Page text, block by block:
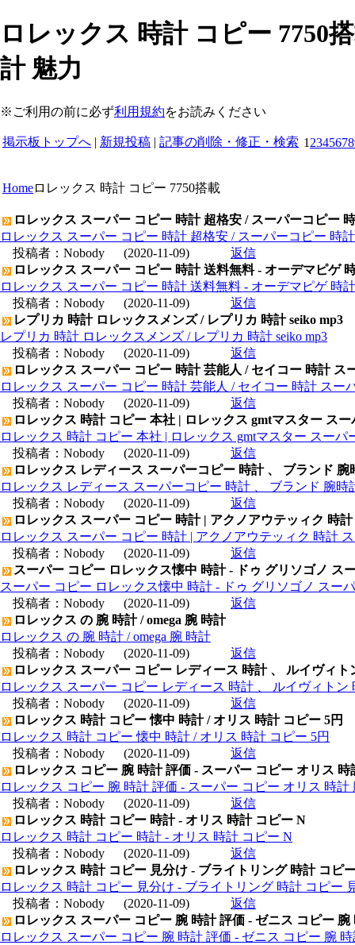
ロレックス 時計 コピー 7750
計 魅力
※ご利用の前に必ず利用規約をお読みください
掲示板トップへ | 新規投稿 | 記事の削除・修正・検索 1 2345678
Homeロレックス 時計 コピー 7750搭載
ロレックス スーパー コピー 時計 超格安 / スーパーコピー
ロレックス スーパー コピー 時計 超格安 / スーパーコピー 時
投稿者： Nobody (2020-11-09)
返信
ロレックス スーパー コピー 時計 送料無料 - オーデマピゲ
ロレックス スーパー コピー 時計 送料無料 - オーデマピゲ 時
投稿者： Nobody (2020-11-09)
返信
レプリカ 時計 ロレックスメンズ / レプリカ 時計 seiko mp3
レプリカ 時計 ロレックスメンズ / レプリカ 時計 seiko mp3
投稿者： Nobody (2020-11-09)
返信
ロレックス スーパー コピー 時計 芸能人 / セイコー 時計 ス
ロレックス スーパー コピー 時計 芸能人 / セイコー 時計 スー
投稿者： Nobody (2020-11-09)
返信
ロレックス 時計 コピー 本社 | ロレックス gmtマスター ス
ロレックス 時計 コピー 本社 | ロレックス gmtマスター スーパ
投稿者： Nobody (2020-11-09)
返信
ロレックス レディース スーパーコピー 時計 、 ブランド
ロレックス レディース スーパーコピー 時計 、 ブランド 腕時
投稿者： Nobody (2020-11-09)
返信
ロレックス スーパー コピー 時計 | アクノアウテッィク 時
ロレックス スーパー コピー 時計 | アクノアウテッィク 時計
投稿者： Nobody (2020-11-09)
返信
スーパー コピー ロレックス懐中 時計 - ドゥ グリソゴノ ス
スーパー コピー ロレックス懐中 時計 - ドゥ グリソゴノ スー
投稿者： Nobody (2020-11-09)
返信
ロレックス の 腕 時計 / omega 腕 時計
ロレックス の 腕 時計 / omega 腕 時計
投稿者： Nobody (2020-11-09)
返信
ロレックス スーパー コピー レディース 時計 、 ルイヴィ
ロレックス スーパー コピー レディース 時計 、 ルイヴィト
投稿者： Nobody (2020-11-09)
返信
ロレックス 時計 コピー 懐中 時計 / オリス 時計 コピー 5円
ロレックス 時計 コピー 懐中 時計 / オリス 時計 コピー 5円
投稿者： Nobody (2020-11-09)
返信
ロレックス コピー 腕 時計 評価 - スーパー コピー オリス 時
ロレックス コピー 腕 時計 評価 - スーパー コピー オリス 時計
投稿者： Nobody (2020-11-09)
返信
ロレックス 時計 コピー 時計 - オリス 時計 コピー N
ロレックス 時計 コピー 時計 - オリス 時計 コピー N
投稿者： Nobody (2020-11-09)
返信
ロレックス 時計 コピー 見分け - ブライトリング 時計 コピ
ロレックス 時計 コピー 見分け - ブライトリング 時計 コピー
投稿者： Nobody (2020-11-09)
返信
ロレックス スーパー コピー 腕 時計 評価 - ゼニス コピー 腕
ロレックス スーパー コピー 腕 時計 評価 - ゼニス コピー 腕